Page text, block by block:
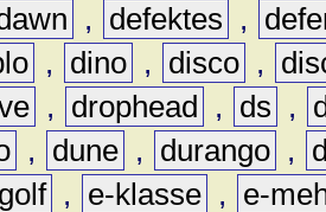
, defektes ,
, dino , disco ,
, drophead , ds ,
, dune , durango ,
, e-klasse ,
e-